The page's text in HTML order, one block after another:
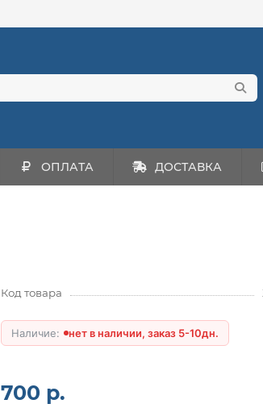
ОПЛАТА ДОСТАВКА
Код товара
нет в наличии, заказ 5-10дн.
700 р.